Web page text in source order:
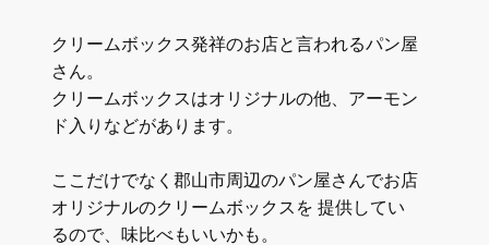
クリームボックス発祥のお店と言われるパン屋
さん。
クリームボックスはオリジナルの他、アーモン
ド入りなどがあります。
ここだけでなく郡山市周辺のパン屋さんでお店
オリジナルのクリームボックスを 提供してい
るので、味比べもいいかも。